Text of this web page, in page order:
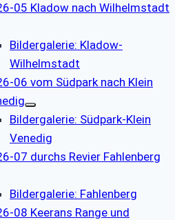
05 Kladow nach Wilhelmstadt
Bildergalerie: Kladow-
Wilhelmstadt
06 vom Südpark nach Klein
Bildergalerie: Südpark-Klein
Venedig
07 durchs Revier Fahlenberg
Bildergalerie: Fahlenberg
08 Keerans Range und